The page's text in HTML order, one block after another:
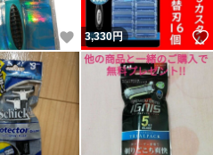
いいね！
3,330円